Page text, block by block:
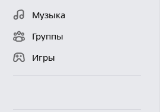
Музыка
Группы
Игры